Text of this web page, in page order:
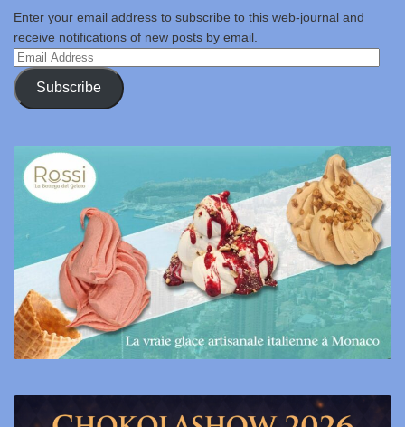
Enter your email address to subscribe to this web-journal and
receive notifications of new posts by email.
Email
Address
Subscribe